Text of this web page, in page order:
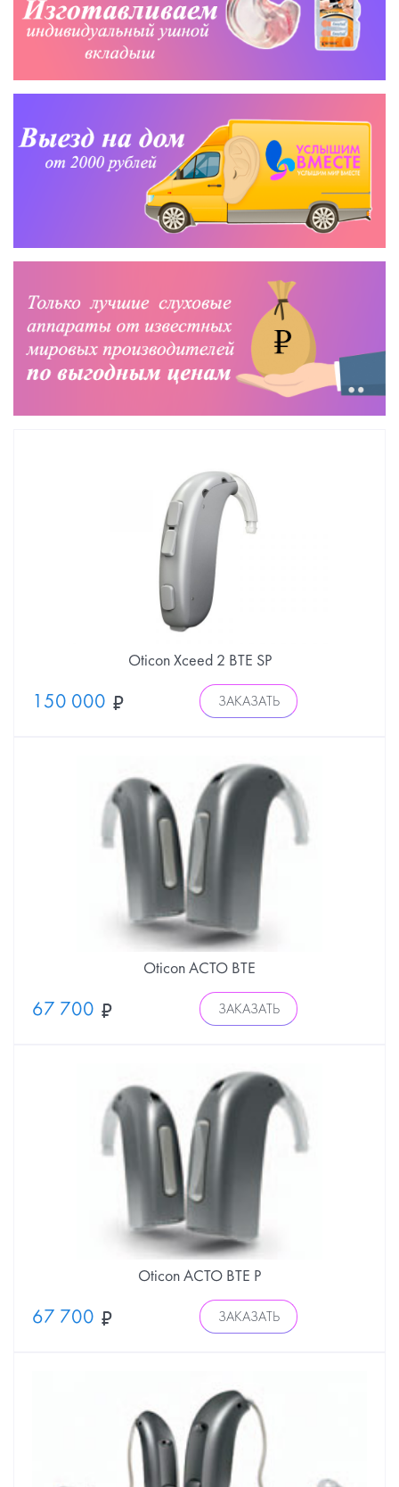
Oticon Xceed 2 BTE SP
150 000 ЗАКАЗАТЬ
Oticon ACTO BTE
67 700 ЗАКАЗАТЬ
Oticon ACTO BTE P
67 700 ЗАКАЗАТЬ